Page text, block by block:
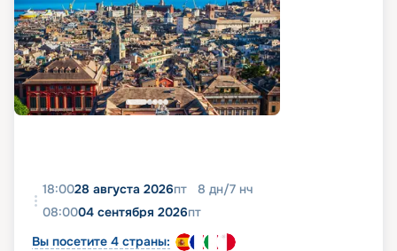
18:0028 августа 2026пт 8 дн/7 нч
08:0004 сентября 2026пт
Вы посетите 4 страны: